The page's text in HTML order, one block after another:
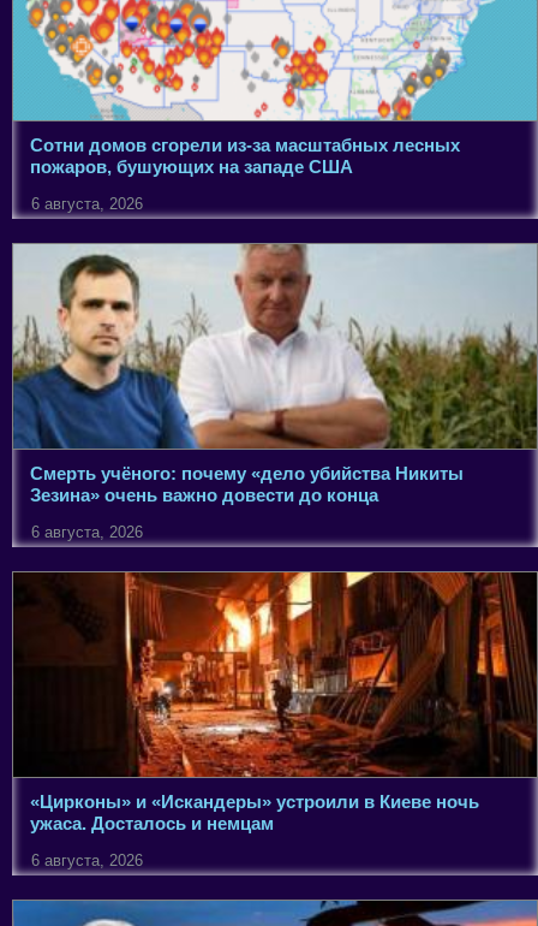
Сотни домов сгорели из-за масштабных лесных
пожаров, бушующих на западе США
6 августа, 2026
Смерть учёного: почему «дело убийства Никиты
Зезина» очень важно довести до конца
6 августа, 2026
«Цирконы» и «Искандеры» устроили в Киеве ночь
ужаса. Досталось и немцам
6 августа, 2026